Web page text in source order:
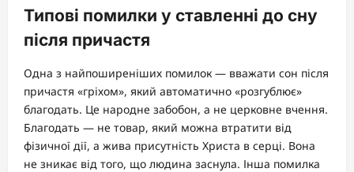
Типові помилки у ставленні до сну
після причастя
Одна з найпоширеніших помилок — вважати сон після
причастя «гріхом», який автоматично «розгублює»
благодать. Це народне забобон, а не церковне вчення.
Благодать — не товар, який можна втратити від
фізичної дії, а жива присутність Христа в серці. Вона
не зникає від того, що людина заснула. Інша помилка